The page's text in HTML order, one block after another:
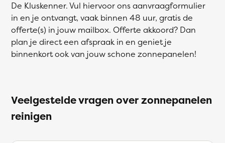
De Kluskenner. Vul hiervoor ons aanvraagformulier
in en je ontvangt, vaak binnen 48 uur, gratis de
offerte(s) in jouw mailbox. Offerte akkoord? Dan
plan je direct een afspraak in en geniet je
binnenkort ook van jouw schone zonnepanelen!
Veelgestelde vragen over zonnepanelen
reinigen